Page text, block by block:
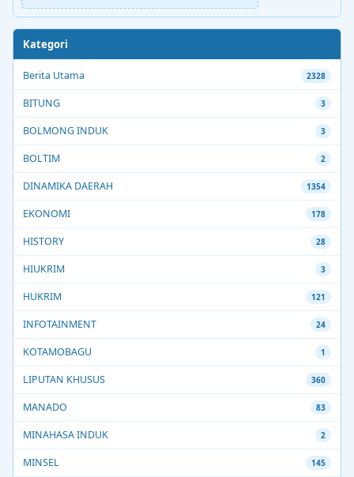
Kategori
Berita Utama 2328
BITUNG 3
BOLMONG INDUK 3
BOLTIM 2
DINAMIKA DAERAH 1354
EKONOMI 178
HISTORY 28
HIUKRIM 3
HUKRIM 121
INFOTAINMENT 24
KOTAMOBAGU 1
LIPUTAN KHUSUS 360
MANADO 83
MINAHASA INDUK 2
MINSEL 145